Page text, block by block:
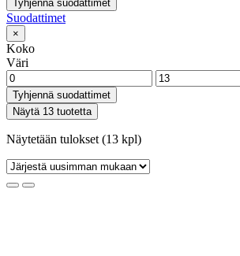
Tyhjennä suodattimet
Suodattimet
×
Koko
Väri
Tyhjennä suodattimet
Näytä 13 tuotetta
Näytetään tulokset (13 kpl)